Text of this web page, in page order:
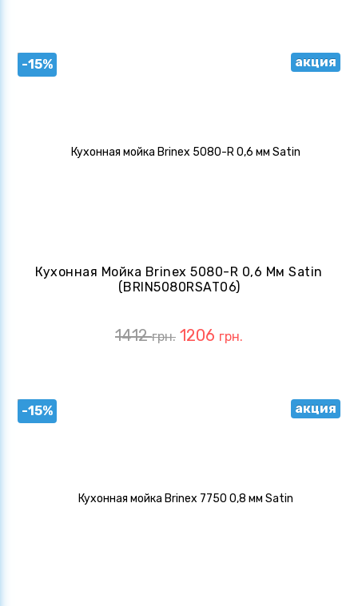
-15% акция
Кухонная Мойка Brinex 5080-R 0,6 Мм Satin
(BRIN5080RSAT06)
1412грн. 1206 грн.
-15% акция